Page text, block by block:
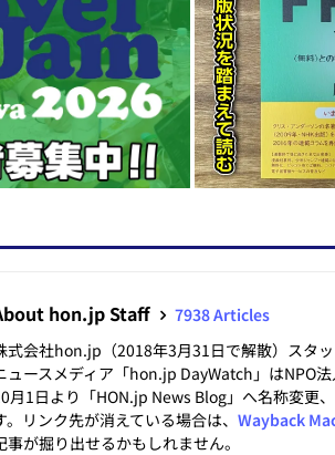
hon.jp Staff
7938 Articles
式会社hon.jp（2018年3月31日で解散）スタッ
ュースメディア「hon.jp DayWatch」はNPO
月1日より「HON.jp News Blog」へ名称変更
。リンク先が消えている場合は、 Wayback
事が掘り出せるかもしれません。